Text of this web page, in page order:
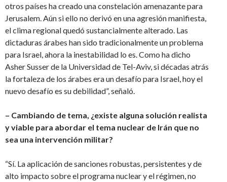
otros países ha creado una constelación amenazante para
Jerusalem. Aún si ello no derivó en una agresión manifiesta,
el clima regional quedó sustancialmente alterado. Las
dictaduras árabes han sido tradicionalmente un problema
para Israel, ahora la inestabilidad lo es. Como ha dicho
Asher Susser de la Universidad de Tel-Aviv, si décadas atrás
la fortaleza de los árabes era un desafío para Israel, hoy el
nuevo desafío es su debilidad”, señaló.
– Cambiando de tema, ¿existe alguna solución realista
y viable para abordar el tema nuclear de Irán que no
sea una intervención militar?
“Sí. La aplicación de sanciones robustas, persistentes y de
alto impacto sobre el programa nuclear y el régimen, no